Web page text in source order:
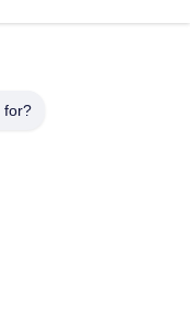
onderdelen
Leveranciers
for?